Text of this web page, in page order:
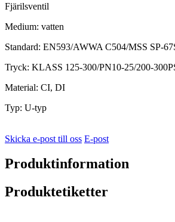
Fjärilsventil
Medium: vatten
Standard: EN593/AWWA C504/MSS SP-
Tryck: KLASS 125-300/PN10-25/200-
Material: CI, DI
Typ: U-typ
Skicka e-post till oss E-post
Produktinformation
Produktetiketter